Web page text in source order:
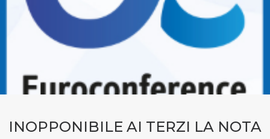
BANCARIO E FINANZIARIO
NEWS ED EVENTI
INOPPONIBILE AI TERZI LA NOTA